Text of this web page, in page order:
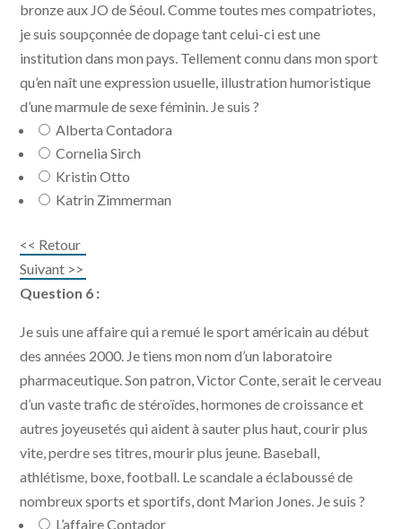
bronze aux JO de Séoul. Comme toutes mes compatriotes,
je suis soupçonnée de dopage tant celui-ci est une
institution dans mon pays. Tellement connu dans mon sport
qu’en naît une expression usuelle, illustration humoristique
d’une marmule de sexe féminin. Je suis ?
Alberta Contadora
Cornelia Sirch
Kristin Otto
Katrin Zimmerman
<< Retour
Suivant >>
Question 6 :
Je suis une affaire qui a remué le sport américain au début
des années 2000. Je tiens mon nom d’un laboratoire
pharmaceutique. Son patron, Victor Conte, serait le cerveau
d’un vaste trafic de stéroïdes, hormones de croissance et
autres joyeusetés qui aident à sauter plus haut, courir plus
vite, perdre ses titres, mourir plus jeune. Baseball,
athlétisme, boxe, football. Le scandale a éclaboussé de
nombreux sports et sportifs, dont Marion Jones. Je suis ?
L’affaire Contador